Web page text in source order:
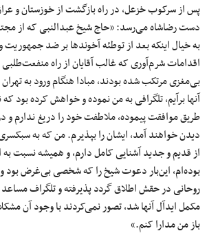
پس از سرکوب خزعل، در راه بازگشت از خوزستان و
دست رضاشاه می‌رسد: «حاج شیخ عبدالنبی که از
به خیال اینکه بعد از توطئه آخوندها بر ضد
اقدامات شرم‌آوری که غالب آقایان از راه
بی‌مغزی مرتکب شده بودند، مبادا هنگام ورود به
آنها برآیم، تلگرافی به من نموده و خواهش کرده بود
طریق موافقت پیموده، ملاطفت خود را دریغ ندارم و
دیدن خواهند آمد، ایشان را بپذیرم. من که به
از قدیم و جدید آشنایی کامل دارم، و همیشه نسبت به
بوده‌ام، این‌بار دعوت شیخ را که شخصی بی‌غرض بود
روحانی در حقش اطلاق گردد پذیرفته و تلگراف
مکمل ایدآل آنها شد، تصور نمی‌کردند با وجود آن
باز من مدارا کنم.»